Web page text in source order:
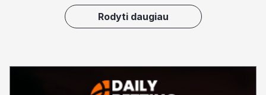
Rodyti daugiau